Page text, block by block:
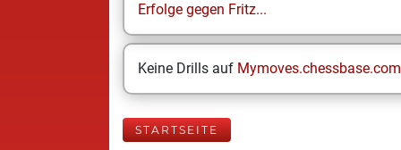
Erfolge gegen Fritz...
Keine Drills auf Mymoves.chessbase.com
STARTSEITE